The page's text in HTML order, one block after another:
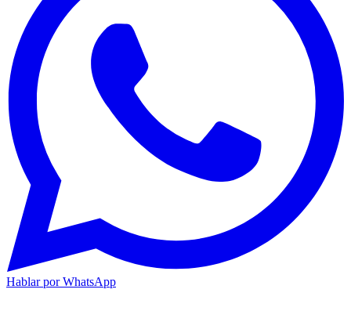
Hablar por WhatsApp